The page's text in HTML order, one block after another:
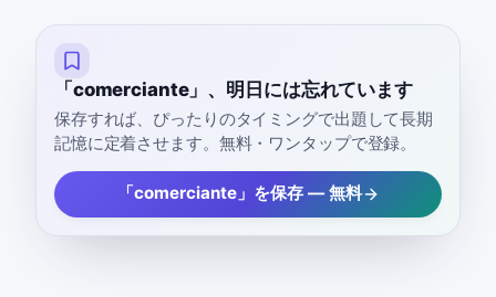
「comerciante」、明日には忘れています
保存すれば、ぴったりのタイミングで出題して長期
記憶に定着させます。無料・ワンタップで登録。
「comerciante」を保存 — 無料